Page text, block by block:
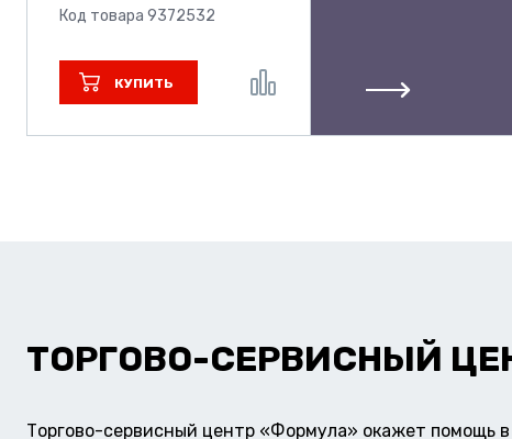
Код товара 9372532
КУПИТЬ
ТОРГОВО-СЕРВИСНЫЙ
Торгово-сервисный центр «Формула» окажет помощь